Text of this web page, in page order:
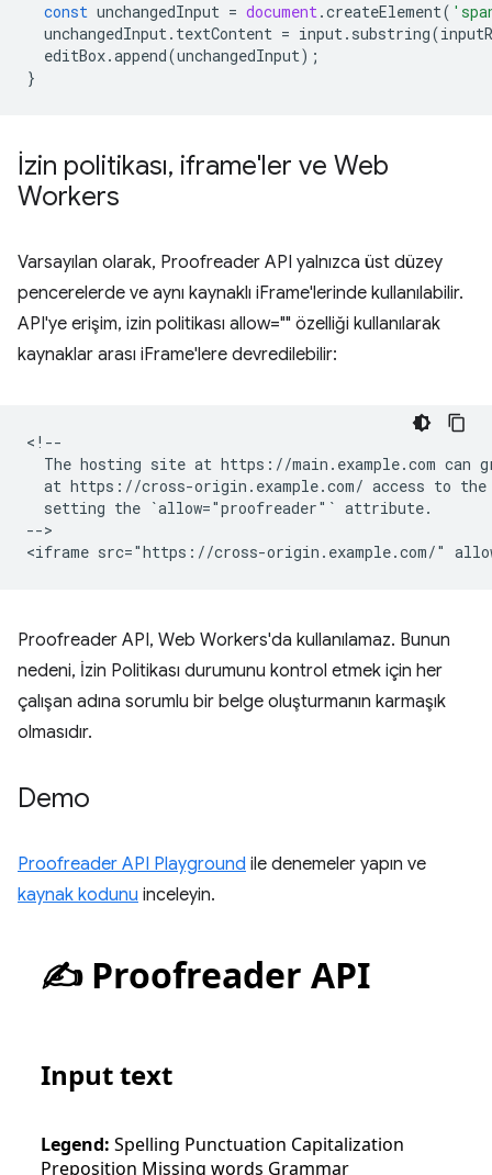
const unchangedInput = document.createElement(
unchangedInput. textContent = input. substring(
editBox.append(unchangedInput);
}
İzin politikası, iframe'ler ve Web
Workers
Varsayılan olarak, Proofreader API yalnızca üst düzey
pencerelerde ve aynı kaynaklı iFrame'lerinde kullanılabilir.
API'ye erişim, izin politikası allow="" özelliği kullanılarak
kaynaklar arası iFrame'lere devredilebilir:
<!--
The hosting site at https://main.example.com can
at https://cross-origin.example.com/ access to
  setting the `allow="proofreader"` attribute.
-->
Proofreader API, Web Workers'da kullanılamaz. Bunun
nedeni, İzin Politikası durumunu kontrol etmek için her
çalışan adına sorumlu bir belge oluşturmanın karmaşık
olmasıdır.
Demo
Proofreader API Playground ile denemeler yapın ve
kaynak kodunu inceleyin.